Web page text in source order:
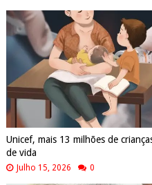
Unicef, mais 13 milhões de
de vida
Julho 15, 2026 0